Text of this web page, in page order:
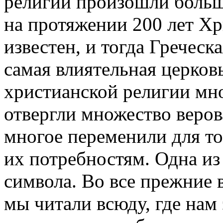
на протяжении 200 лет
известен, и тогда
самая влиятельная
христианской религии
отвергли множество
многое переменили для
их потребностям. Одна
символа. Во все прежние
мы читали всюду, где нам